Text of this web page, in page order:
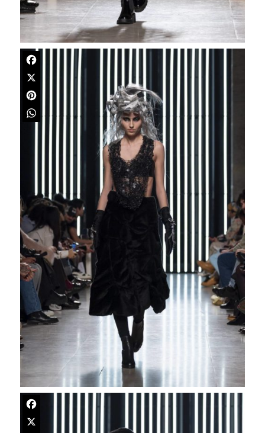
Facebook
X
Pinterest
WhatsApp
Facebook